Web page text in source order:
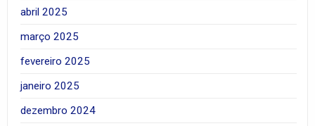
abril 2025
março 2025
fevereiro 2025
janeiro 2025
dezembro 2024